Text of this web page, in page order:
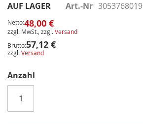
AUF LAGER Art.-Nr 3053768019
Netto:48,00 €
zzgl. MwSt., zzgl.Versand
Brutto:57,12 €
zzgl.Versand
Anzahl